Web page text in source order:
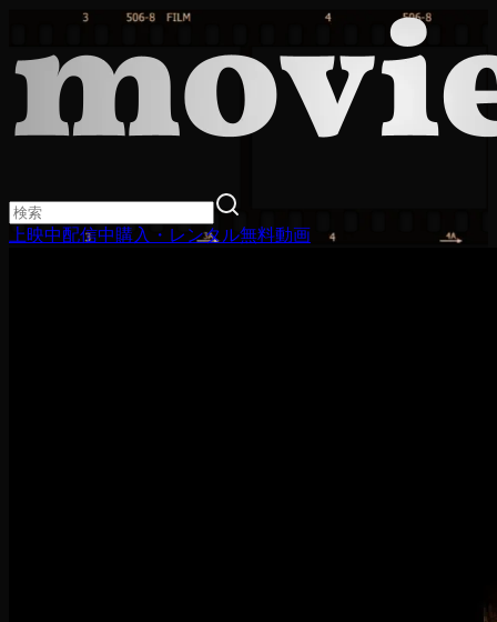
上映中配信中購入・レンタル無料動画